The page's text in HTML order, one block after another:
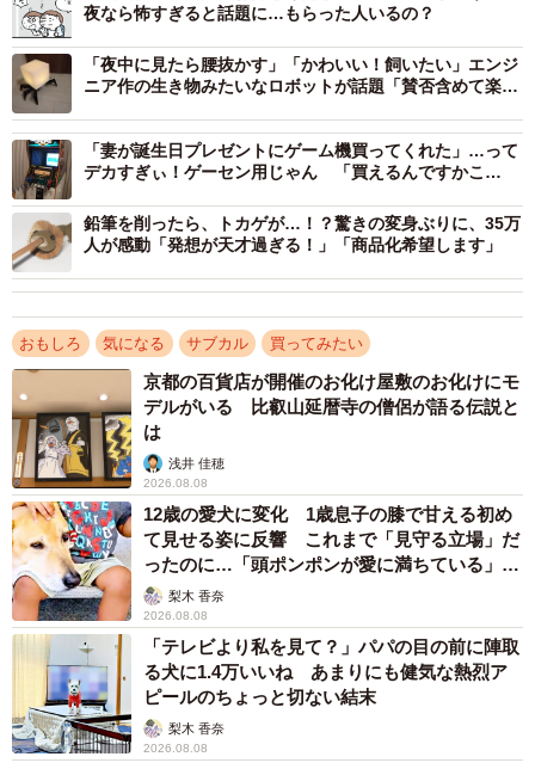
充電中は「空」の文字が表示されますが……（ミチルさん提供）
3/5
充電が完了すると「満」の文字でお知らせ（ミチルさん提供）
そしてこだわりは見た目だけでなく、実用面にも。「充電
夜なら怖すぎると話題に…もらった人いるの？
「夜中に見たら腰抜かす」「かわいい！飼いたい」エンジ
ニア作の生き物みたいなロボットが話題「賛否含めて楽し
「妻が誕生日プレゼントにゲーム機買ってくれた」…って
デカすぎぃ！ゲーセン用じゃん 「買えるんですかこ
鉛筆を削ったら、トカゲが…！？驚きの変身ぶりに、35万
人が感動「発想が天才過ぎる！」「商品化希望します」
おもしろ 気になる サブカル 買ってみたい
京都の百貨店が開催のお化け屋敷のお化けにモ
デルがいる 比叡山延暦寺の僧侶が語る伝説と
は
浅井 佳穂
2026.08.08
12歳の愛犬に変化 1歳息子の膝で甘える初め
て見せる姿に反響 これまで「見守る立場」だ
ったのに…「頭ポンポンが愛に満ちている」
「尊…」
梨木 香奈
2026.08.08
「テレビより私を見て？」パパの目の前に陣取
る犬に1.4万いいね あまりにも健気な熱烈ア
ピールのちょっと切ない結末
梨木 香奈
2026.08.08